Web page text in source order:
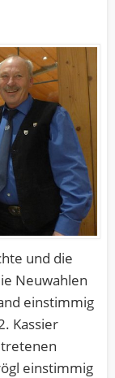
und die
Neuwahlen
einstimmig
Kassier
einstimmig